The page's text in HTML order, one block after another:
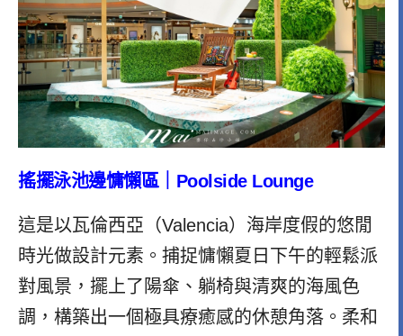
搖擺泳池邊慵懶區｜Poolside Lounge
這是以瓦倫西亞（Valencia）海岸度假的悠閒
時光做設計元素。 捕捉慵懶夏日下午的輕鬆派
對風景，擺上了陽傘、躺椅與清爽的海風色
調，構築出一個極具療癒感的休憩角落。柔和